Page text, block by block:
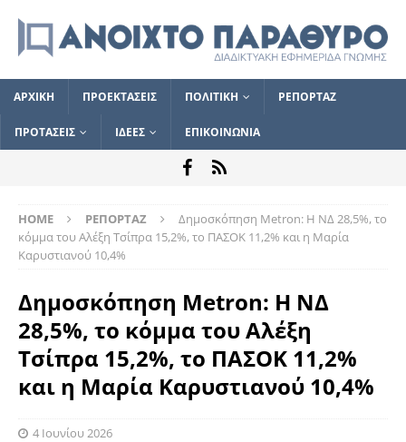
ΑΡΧΙΚΗ ΠΡΟΕΚΤΑΣΕΙΣ ΠΟΛΙΤΙΚΗ ΡΕΠΟΡΤΑΖ
ΠΡΟΤΑΣΕΙΣ ΙΔΕΕΣ ΕΠΙΚΟΙΝΩΝΙΑ
HOME ΡΕΠΟΡΤΑΖ
Δημοσκόπηση Metron: Η ΝΔ 28,5%, το
κόμμα του Αλέξη Τσίπρα 15,2%, το ΠΑΣΟΚ 11,2% και η Μαρία
Καρυστιανού 10,4%
Δημοσκόπηση Metron: Η ΝΔ
28,5%, το κόμμα του Αλέξη
Τσίπρα 15,2%, το ΠΑΣΟΚ 11,2%
και η Μαρία Καρυστιανού 10,4%
4 Ιουνίου 2026